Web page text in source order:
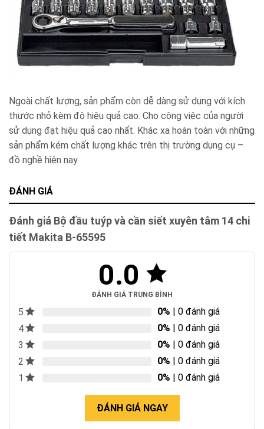
Ngoài chất lượng, sản phẩm còn dễ dàng sử dụng với kích
thước nhỏ kèm độ hiệu quả cao. Cho công việc của người
sử dụng đạt hiệu quả cao nhất. Khác xa hoàn toàn với những
sản phẩm kém chất lượng khác trên thị trường dụng cụ –
đồ nghề hiện nay.
ĐÁNH GIÁ
Đánh giá Bộ đầu tuýp và cần siết xuyên tâm 14 chi
tiết Makita B-65595
0.0
ĐÁNH GIÁ TRUNG BÌNH
5 0% | 0 đánh giá
4
0% | 0 đánh giá
3
0% | 0 đánh giá
2
0% | 0 đánh giá
1
0% | 0 đánh giá
ĐÁNH GIÁ NGAY